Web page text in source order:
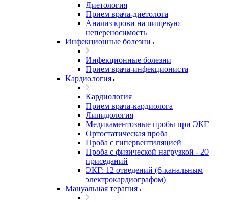
Диетология
Прием врача-диетолога
Анализ крови на пищевую
непереносимость
Инфекционные болезни
Инфекционные болезни
Прием врача-инфекциониста
Кардиология
Кардиология
Прием врача-кардиолога
Липидология
Медикаментозные пробы при ЭКГ
Ортостатическая проба
Проба с гипервентиляцией
Проба с физической нагрузкой - 20
приседаний
ЭКГ: 12 отведений (6-канальным
электрокардиографом)
Мануальная терапия